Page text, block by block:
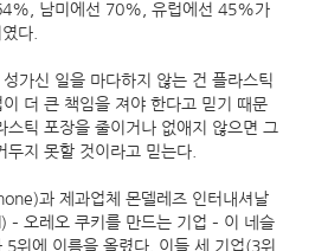
남미에선 70%, 유럽에선 45%가
다.
가신 일을 마다하지 않는 건 플라스틱
더 큰 책임을 져야 한다고 믿기 때문
스틱 포장을 줄이거나 없애지 않으면 그
지 못할 것이라고 믿는다.
과 제과업체 몬델레즈 인터내셔날
오레오 쿠키를 만드는 기업 – 이 네슬
위에 이름을 올렸다. 이들 세 기업(3위